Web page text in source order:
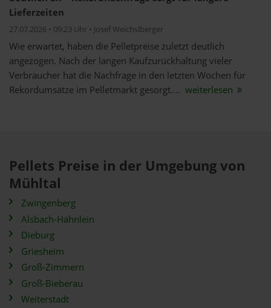
Lieferzeiten
27.07.2026 • 09:23 Uhr • Josef Weichslberger
Wie erwartet, haben die Pelletpreise zuletzt deutlich
angezogen. Nach der langen Kaufzurückhaltung vieler
Verbraucher hat die Nachfrage in den letzten Wochen für
Rekordumsätze im Pelletmarkt gesorgt.... weiterlesen
Pellets Preise in der Umgebung von
Mühltal
Zwingenberg
Alsbach-Hähnlein
Dieburg
Griesheim
Groß-Zimmern
Groß-Bieberau
Weiterstadt